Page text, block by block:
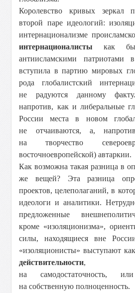
Королевство кривых зеркал
второй паре идеологий:
интернационализме
интернационалисты как бы
антиисламскими
вступила в партию мировых
рода глобалистский
не радуются данному
напротив, как и либеральные
России места в новом
не отчаиваются, а,
на творчество
восточноевропейской) автаркии.
Как возможна такая разница в
же вещей? Эта разница
проектов, целеполаганий, в
идеологи и аналитики.
предложенные
кроме «изоляционизма»,
силы, находящиеся вне
«изоляционисты» выступают
действительности,
на самодостаточность,
на собственную полноценность.